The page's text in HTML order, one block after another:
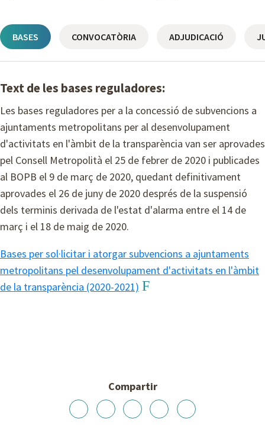
BASES CONVOCATÒRIA ADJUDICACIÓ
Text de les bases reguladores:
Les bases reguladores per a la concessió de subvencions a
ajuntaments metropolitans per al desenvolupament
d'activitats en l'àmbit de la transparència van ser aprovades
pel Consell Metropolità el 25 de febrer de 2020 i publicades
al BOPB el 9 de març de 2020, quedant definitivament
aprovades el 26 de juny de 2020 després de la suspensió
dels terminis derivada de l'estat d'alarma entre el 14 de
març i el 18 de maig de 2020.
Bases per sol·licitar i atorgar subvencions a ajuntaments
metropolitans pel desenvolupament d'activitats en l'àmbit
de la transparència (2020-2021)
Compartir